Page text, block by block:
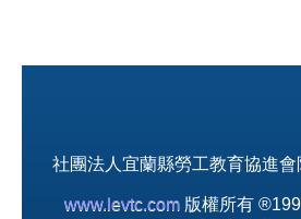
社團法人宜蘭縣勞工教育協進
www.levtc.com 版權所有